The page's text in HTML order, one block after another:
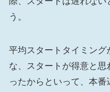
う。
平均スタートタイミング
な、スタートが得意と
ったからといって、本番